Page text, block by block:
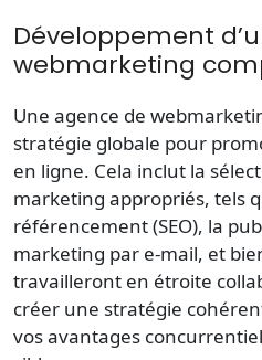
Développement
webmarketing
Une agence de
stratégie globale pour
en ligne. Cela inclut la
marketing appropriés, tels
référencement (SEO), la
marketing par e-mail, et
travailleront en étroite
créer une stratégie
vos avantages